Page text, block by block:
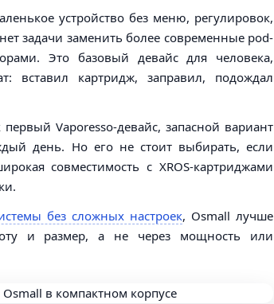
устройство без меню, регулировок,
задачи заменить более современные pod-
Это базовый девайс для человека,
вставил картридж, заправил, подождал
Vaporesso-девайс, запасной вариант
день. Но его не стоит выбирать, если
совместимость с XROS-картриджами
без сложных настроек, Osmall лучше
и размер, а не через мощность или